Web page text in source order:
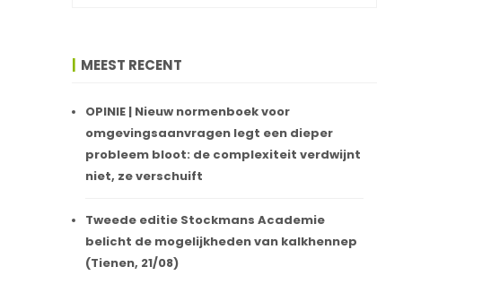
MEEST RECENT
OPINIE | Nieuw normenboek voor
omgevingsaanvragen legt een dieper
probleem bloot: de complexiteit verdwijnt
niet, ze verschuift
Tweede editie Stockmans Academie
belicht de mogelijkheden van kalkhennep
(Tienen, 21/08)